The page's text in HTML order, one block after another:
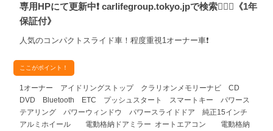
専用HPにて更新中❗ carlifegroup.tokyo.jpで検索🕵️‍♂️🌛《1年
保証付》
人気のコンパクトスライド車！程度重視1オーナー車❗
ここがポイント！
1オーナー アイドリングストップ クラリオンメモリーナビ CD
DVD Bluetooth ETC プッシュスタート スマートキー パワース
テアリング パワーウィンドウ パワースライドドア 純正15インチ
アルミホイール 電動格納ドアミラー オートエアコン 電動格納